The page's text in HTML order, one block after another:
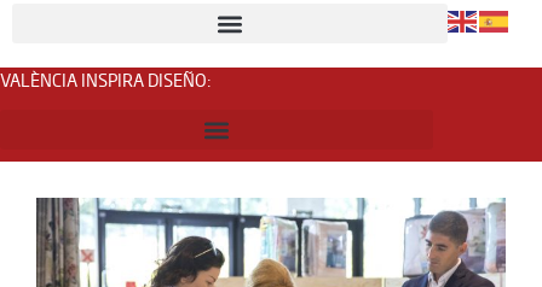
VALÈNCIA INSPIRA DISEÑO: